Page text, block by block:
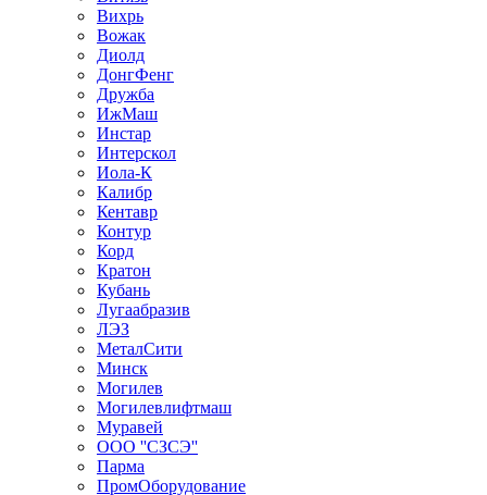
Вихрь
Вожак
Диолд
ДонгФенг
Дружба
ИжМаш
Инстар
Интерскол
Иола-К
Калибр
Кентавр
Контур
Корд
Кратон
Кубань
Лугаабразив
ЛЭЗ
МеталСити
Минск
Могилев
Могилевлифтмаш
Муравей
ООО ''СЗСЭ''
Парма
ПромОборудование